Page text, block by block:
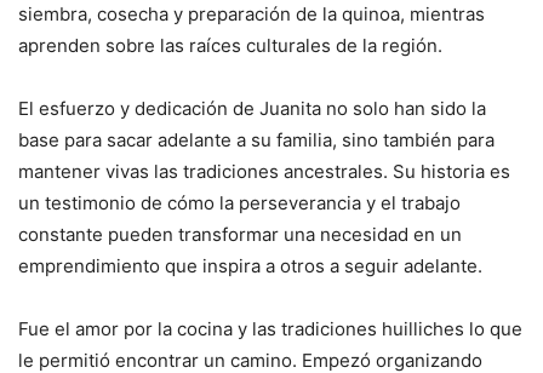
siembra, cosecha y preparación de la quinoa, mientras
aprenden sobre las raíces culturales de la región.
El esfuerzo y dedicación de Juanita no solo han sido la
base para sacar adelante a su familia, sino también para
mantener vivas las tradiciones ancestrales. Su historia es
un testimonio de cómo la perseverancia y el trabajo
constante pueden transformar una necesidad en un
emprendimiento que inspira a otros a seguir adelante.
Fue el amor por la cocina y las tradiciones huilliches lo que
le permitió encontrar un camino. Empezó organizando